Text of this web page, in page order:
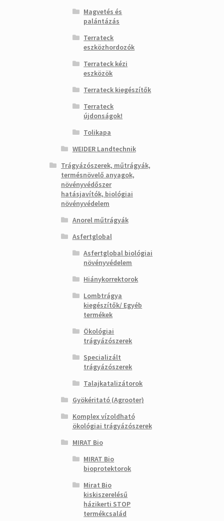
Magvetés és
palántázás
Terrateck
eszközhordozók
Terrateck kézi
eszközök
Terrateck kiegészítők
Terrateck
újdonságok!
Tolikapa
WEIDER Landtechnik
Trágyázószerek, műtrágyák,
termésnövelő anyagok,
növényvédőszer
hatásjavítók, biológiai
növényvédelem
Anorel műtrágyák
Asfertglobal
Asfertglobal biológiai
növényvédelem
Hiánykorrektorok
Lombtrágya
kiegészítők/ Egyéb
termékek
Ökológiai
trágyázószerek
Specializált
trágyázószerek
Talajkatalizátorok
Gyökéritató (Agrooter)
Komplex vízoldható
ökológiai trágyázószerek
MIRAT Bio
MIRAT Bio
bioprotektorok
Mirat Bio
kiskiszerelésű
házikerti STOP
termékcsalád